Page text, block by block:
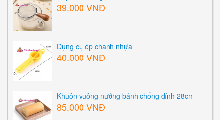
Rây mini cán gỗ 8.5cm
Dụng cụ ép chanh nhựa
Khuôn vuông nướng bánh chống dính 28cm